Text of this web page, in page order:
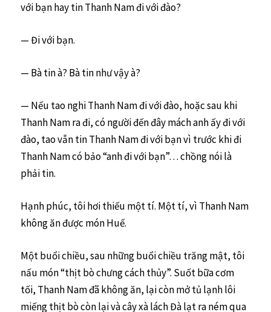
với bạn hay tin Thanh Nam đi với đào?
— Đi với bạn.
— Bà tin à? Bà tin như vậy à?
— Nếu tao nghi Thanh Nam đi với đào, hoặc sau khi
Thanh Nam ra đi, có người đến đây mách anh ấy đi với
đào, tao vẫn tin Thanh Nam đi với bạn vì trước khi đi
Thanh Nam có bảo “anh đi với bạn”… chồng nói là
phải tin.
Hạnh phúc, tôi hơi thiếu một tí. Một tí, vì Thanh Nam
không ăn được món Huế.
Một buổi chiều, sau những buổi chiều trăng mật, tôi
nấu món “thịt bò chưng cách thủy”. Suốt bữa cơm
tối, Thanh Nam đã không ăn, lại còn mở tủ lạnh lôi
miếng thịt bò còn lại và cây xà lách Đà lạt ra ném qua